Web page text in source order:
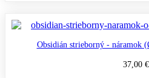
Obsidián strieborný - náramok
37,00 €